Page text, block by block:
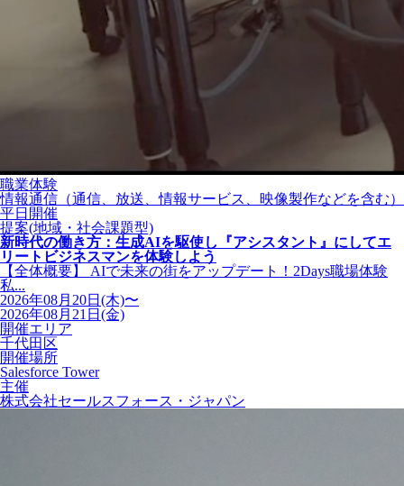
職業体験
情報通信（通信、放送、情報サービス、映像製作などを含む）
平日開催
提案(地域・社会課題型)
新時代の働き方：生成AIを駆使し『アシスタント』にしてエ
リートビジネスマンを体験しよう
【全体概要】 AIで未来の街をアップデート！2Days職場体験
私...
2026年08月20日(木)〜
2026年08月21日(金)
開催エリア
千代田区
開催場所
Salesforce Tower
主催
株式会社セールスフォース・ジャパン